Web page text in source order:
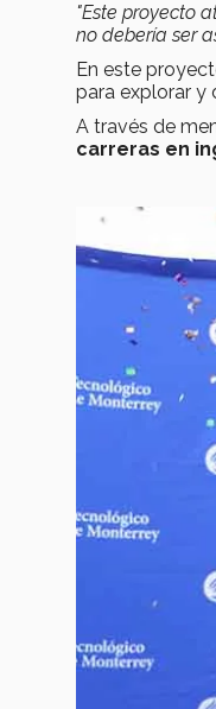
"Este proyecto
no debería ser
En este
para explorar y
A través de
carreras en